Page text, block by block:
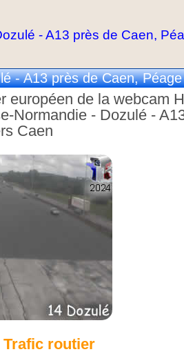
- A13 près de Caen,
- A13 près de Caen,
européen de la webcam
Normandie - Dozulé -
Caen
Trafic routier